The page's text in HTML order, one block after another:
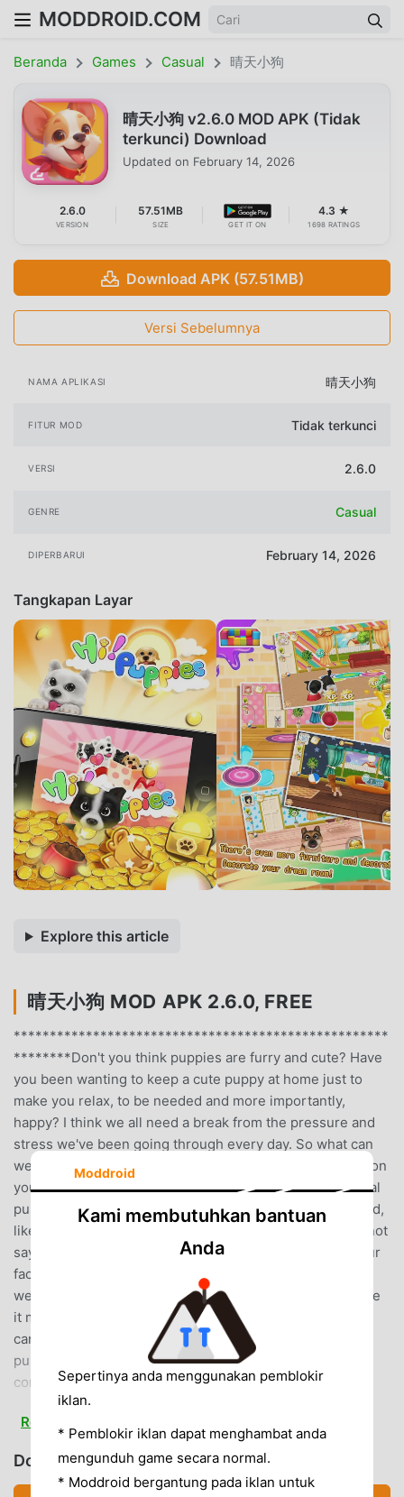
MODDROID.COM
Beranda Games Casual 晴天小狗
晴天小狗 v2.6.0 MOD APK (Tidak
terkunci) Download
Updated on February 14, 2026
2.6.0
VERSION
57.51MB
SIZE GET IT ON
4.3 ★
1698 RATINGS
Download APK (57.51MB)
Versi Sebelumnya
NAMA APLIKASI 晴天小狗
FITUR MOD Tidak terkunci
VERSI 2.6.0
GENRE Casual
DIPERBARUI February 14, 2026
Tangkapan Layar
Explore this article
晴天小狗 MOD APK 2.6.0, FREE
****************************************************
********Don't you think puppies are furry and cute? Have
you been wanting to keep a cute puppy at home just to
make you relax, to be needed and more importantly,
happy? I think we all need a break from the pressure and
stress we've been going through every day. So what can
we do to help you?Come and check out this cute puppy on
your phone. Isn't it better for most of you to keep a virtual
puppy so you're free from all the hassles in the real world,
like walking your puppy at 7am in the morning. (you cannot
say no to this cutie, because he/she will keep licking your
face until you get up!)To create such an amazing game,
we've put so much love, energy and efforts. We can't love
it more, so I am sure you will love it too. In hi puppy, you
can:★ choose your favorite breed ★ customize your
puppy house, and dress up your puppy for a beauty
contest! ★ play all kinds of games with your puppies★
visit other houses in the community and make "puppy"
friends.....There is a secret about your puppy, guess what?
the puppy is a treasure hunter! All the hidden fortune will
be digged out by this little one, who will make you
rich.************************************************
Read more
Download 晴天小狗 (MOD, Tidak terkunci)
Moddroid
Kami membutuhkan bantuan
Anda
Sepertinya anda menggunakan pemblokir
iklan.
* Pemblokir iklan dapat menghambat anda
mengunduh game secara normal.
* Moddroid bergantung pada iklan untuk